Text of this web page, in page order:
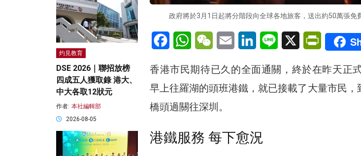
政府將於3月1日起將分階段向全球各地旅客，送出約50萬張免
FacebookWhatsAppWeChatEmail LinkedInLine X
香港市民期待已久的全面通關，終於在昨天正
早上往羅湖的頭班港鐵，就已接載了大量市民
橋頭過關往深圳。
港鐵服務 每下愈況
灼見教育
DSE 2026｜聯招放榜
四成五人獲取錄 港大、
中大各取12狀元
作者: 本社編輯部
2026-08-05